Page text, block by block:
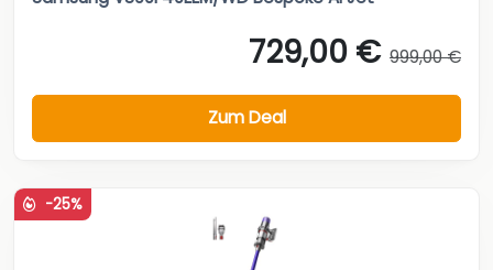
729,00 € 999,00 €
Zum Deal
-25%